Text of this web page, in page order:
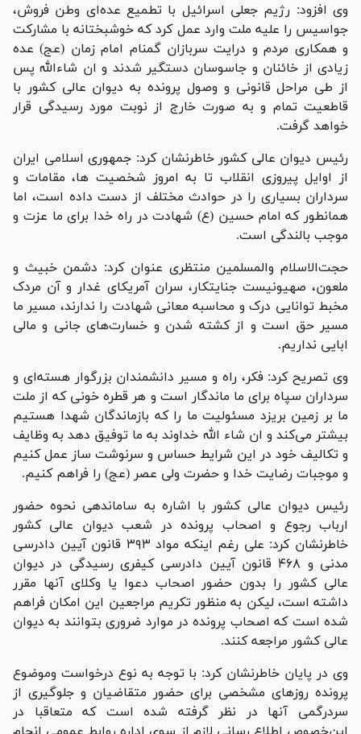
وی افزود: رژیم جعلی اسرائیل با تطمیع عده‌ای وطن فروش،
جواسیس را علیه ملت وارد عمل کرد که خوشبختانه با مشارکت
و همکاری مردم و درایت سربازان گمنام امام زمان (عج) عده
زیادی از خائنان و جاسوسان دستگیر شدند و ان شاءالله پس
از طی مراحل قانونی و وصول پرونده به دیوان عالی کشور با
قاطعیت تمام و به صورت خارج از نوبت مورد رسیدگی قرار
خواهد گرفت.
رئیس دیوان عالی کشور خاطرنشان کرد: جمهوری اسلامی ایران
از اوایل پیروزی انقلاب تا به امروز شخصیت ها، مقامات و
سرداران بسیاری را در حوادث مختلف از دست داده است، اما
همانطور که امام حسین (ع) شهادت در راه خدا برای ما عزت و
موجب بالندگی است.
حجت‌الاسلام والمسلمین منتظری عنوان کرد: دشمن خبیث و
ملعون، صهیونیست جنایتکار، سران آمریکای غدار و آن مردک
مخبط توانایی درک و محاسبه معانی شهادت را ندارند، مسیر ما
مسیر حق است و از کشته شدن و خسارت‌های جانی و مالی
ابایی نداریم.
وی تصریح کرد: فکر، راه و مسیر دانشمندان بزرگوار هسته‌ای و
سرداران سپاه برای ما ماندگار است و هر قطره خونی که از ملت
ما بر زمین بریزد مسئولیت ما را که بازماندگان شهدا هستیم
بیشتر می‌کند و ان شاء الله خداوند به ما توفیق دهد به وظایف
و تکالیف خود در این شرایط حساس و سرنوشت ساز عمل کنیم
و موجبات رضایت خدا و حضرت ولی عصر (عج) را فراهم کنیم.
رئیس دیوان عالی کشور با اشاره به ساماندهی نحوه حضور
ارباب رجوع و اصحاب پرونده در شعب دیوان عالی کشور
خاطرنشان کرد: علی رغم اینکه مواد ۳۹۳ قانون آیین دادرسی
مدنی و ۴۶۸ قانون آیین دادرسی کیفری رسیدگی در دیوان
عالی کشور را بدون حضور اصحاب دعوا یا وکلای آنها مقرر
داشته است، لیکن به منظور تکریم مراجعین این امکان فراهم
شده است که اصحاب پرونده در موارد ضروری بتوانند به دیوان
عالی کشور مراجعه کنند.
وی در پایان خاطرنشان کرد: با توجه به نوع درخواست و‌موضوع
پرونده روز‌های مشخصی برای حضور متقاضیان و جلوگیری از
سردرگمی آنها در نظر گرفته شده است که متعاقبا در